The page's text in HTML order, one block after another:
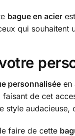
bague en acier
qui souhaitent
personnaliséeen
faisant de cet
style
faire de cette